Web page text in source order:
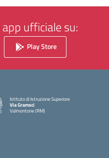
ufficiale su:
Play Store
Istituto di Istruzione Superiore
Via Gramsci
Valmontone (RM)